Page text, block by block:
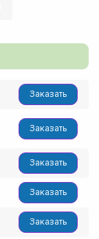
Заказать
Заказать
Заказать
Заказать
Заказать